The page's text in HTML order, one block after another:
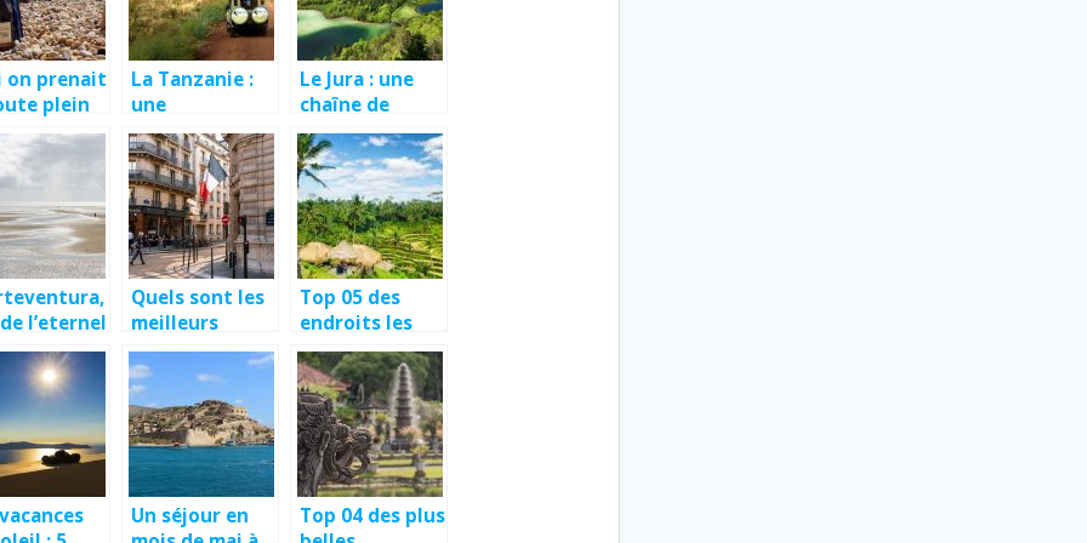
on prenait
plein
La Tanzanie :
une
destination
pleine de
surprise
Le Jura : une
chaîne de
montagnes
méconnue
l’eternel
Quels sont les
meilleurs
endroits a
visiter en
France au
cours d’un
voyage ?
Top 05 des
endroits les
plus calmes a
visiter en mois
de septembre
Un séjour en
Top 04 des plus